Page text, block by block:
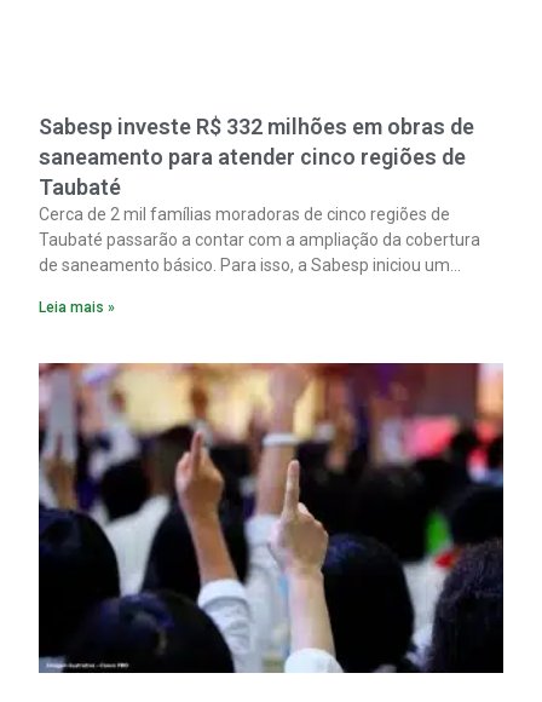
Sabesp investe R$ 332 milhões em obras de
saneamento para atender cinco regiões de
Taubaté
Cerca de 2 mil famílias moradoras de cinco regiões de
Taubaté passarão a contar com a ampliação da cobertura
de saneamento básico. Para isso, a Sabesp iniciou um
milhões.
Leia mais »